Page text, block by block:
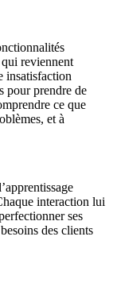
qui reviennent
insatisfaction
pour prendre de
ce que
et à
interaction lui
ses
des clients